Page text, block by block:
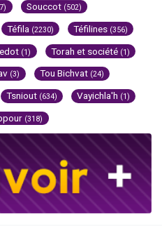
Souccot (502)
Téfila (2230) Téfilines (356)
(1) Torah et société (1)
(3) Tou Bichvat (24)
Tsniout (634) Vayichla'h (1)
(318)